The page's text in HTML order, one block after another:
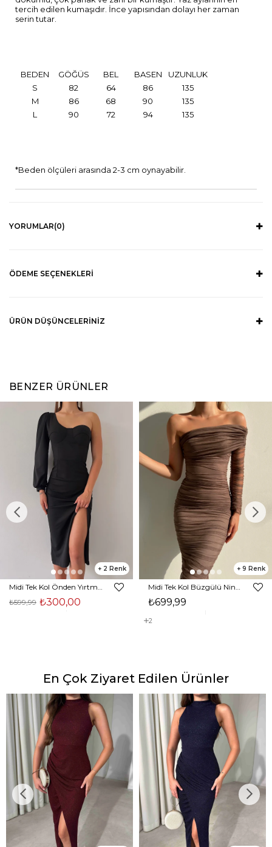
tercih edilen kumaşıdır. İnce yapısından dolayı her zaman
serin tutar.
BEDEN GÖĞÜS BEL BASEN
UZUNLUK
S
82 64 86
135
M
86 68 90
135
L
90 72 94 135
*Beden ölçüleri arasında 2-3 cm oynayabilir.
YORUMLAR(0)
ÖDEME SEÇENEKLERI
ÜRÜN DÜŞÜNCELERINIZ
BENZER ÜRÜNLER
2
₺300,00
₺599,99
9
₺699,99
2
En Çok Ziyaret Edilen Ürünler